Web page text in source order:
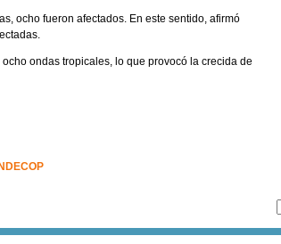
ocho fueron afectados. En este sentido, afirmó
ondas tropicales, lo que provocó la crecida de